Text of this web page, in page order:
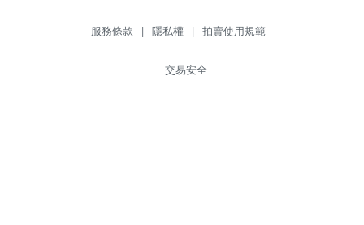
服務條款 | 隱私權 | 拍賣使用規範
交易安全